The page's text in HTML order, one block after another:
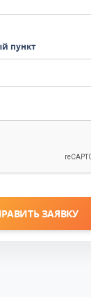
пункт
ЗАЯВКУ